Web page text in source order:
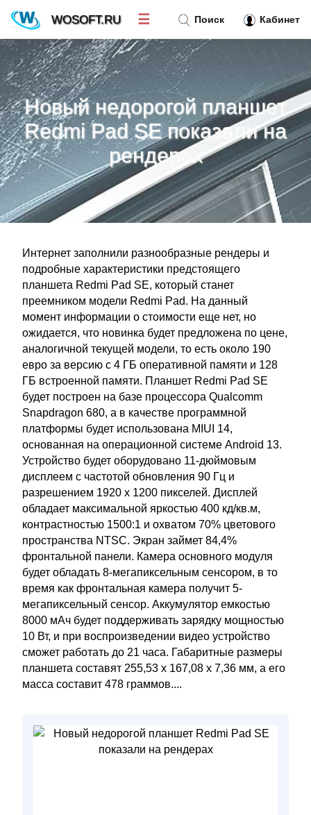
Новый недорогой планшет
Redmi Pad SE показали на
рендерах
Интернет заполнили разнообразные рендеры и
подробные характеристики предстоящего
планшета Redmi Pad SE, который станет
преемником модели Redmi Pad. На данный
момент информации о стоимости еще нет, но
ожидается, что новинка будет предложена по цене,
аналогичной текущей модели, то есть около 190
евро за версию с 4 ГБ оперативной памяти и 128
ГБ встроенной памяти. Планшет Redmi Pad SE
будет построен на базе процессора Qualcomm
Snapdragon 680, а в качестве программной
платформы будет использована MIUI 14,
основанная на операционной системе Android 13.
Устройство будет оборудовано 11-дюймовым
дисплеем с частотой обновления 90 Гц и
разрешением 1920 х 1200 пикселей. Дисплей
обладает максимальной яркостью 400 кд/кв.м,
контрастностью 1500:1 и охватом 70% цветового
пространства NTSC. Экран займет 84,4%
фронтальной панели. Камера основного модуля
будет обладать 8-мегапиксельным сенсором, в то
время как фронтальная камера получит 5-
мегапиксельный сенсор. Аккумулятор емкостью
8000 мАч будет поддерживать зарядку мощностью
10 Вт, и при воспроизведении видео устройство
сможет работать до 21 часа. Габаритные размеры
планшета составят 255,53 x 167,08 x 7,36 мм, а его
масса составит 478 граммов....
Поиск Кабинет
WOSOFT.RU ☰
Новости»
Тренд новостей »
Рубрики »
Правила